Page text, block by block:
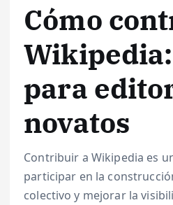
Cómo
para
novatos
Contribuir a Wikipedia es
participar en la
colectivo y mejorar la